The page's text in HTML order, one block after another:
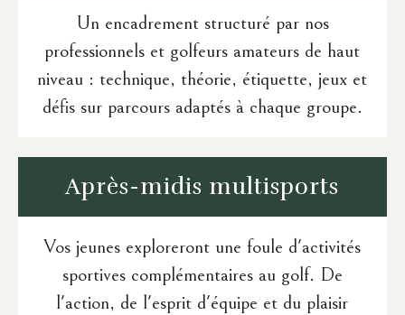
Un encadrement structuré par nos
professionnels et golfeurs amateurs de haut
niveau : technique, théorie, étiquette, jeux et
défis sur parcours adaptés à chaque groupe.
Après-midis multisports
Vos jeunes exploreront une foule d'activités
sportives complémentaires au golf. De
l'action, de l'esprit d'équipe et du plaisir